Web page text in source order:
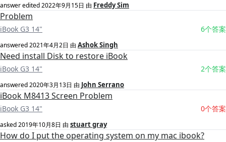
answer edited2022年9月15日 由 Freddy Sim
Problem
iBook G3 14" 6个答案
answered2021年4月2日 由 Ashok Singh
Need install Disk to restore iBook
iBook G3 14" 2个答案
answered2020年3月13日 由 John Serrano
iBook M8413 Screen Problem
iBook G3 14" 0个答案
asked2019年10月8日 由 stuart gray
How do I put the operating system on my mac ibook?